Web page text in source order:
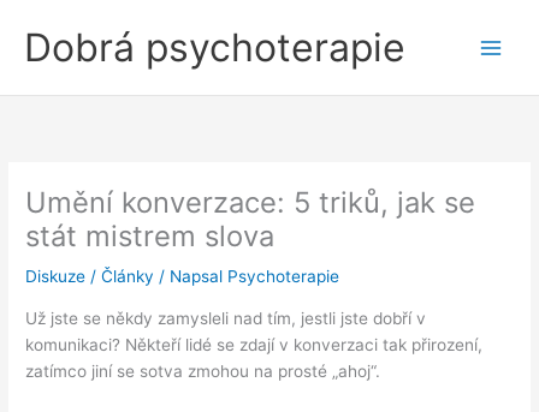
obsahDobrá psychoterapie
Umění konverzace: 5 triků, jak se
stát mistrem slova
Diskuze /Články / Napsal Psychoterapie
Už jste se někdy zamysleli nad tím, jestli jste dobří v
komunikaci? Někteří lidé se zdají v konverzaci tak přirození,
zatímco jiní se sotva zmohou na prosté „ahoj“.